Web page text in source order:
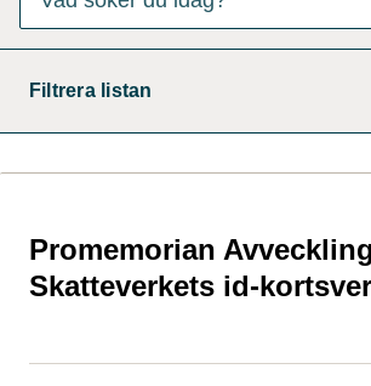
Filtrera listan
Promemorian
Skatteverkets id-
Typ av sida